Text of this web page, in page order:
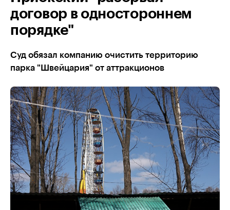
договор в одностороннем
порядке"
Суд обязал компанию очистить территорию
парка "Швейцария" от аттракционов